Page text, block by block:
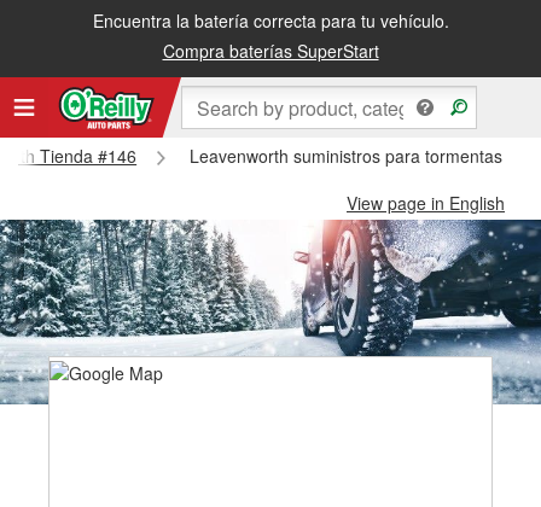
Encuentra la batería correcta para tu vehículo.
Compra baterías SuperStart
Tienda #146
Leavenworth suministros para tormentas de
View page in English